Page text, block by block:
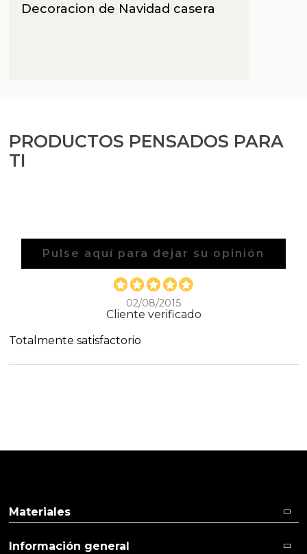
Decoracion de Navidad casera
PRODUCTOS PENSADOS PARA
TI
Pulse aquí para dejar su opinión
02/08/2015
Cliente verificado
Totalmente satisfactorio
Materiales
Información general